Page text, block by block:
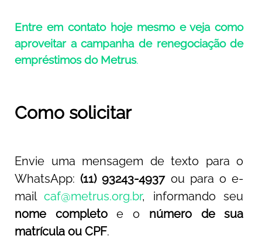
Entre em contato hoje mesmo e veja como
aproveitar a campanha de renegociação de
empréstimos do Metrus.
Como solicitar
Envie uma mensagem de texto para o
WhatsApp: (11) 93243-4937ou para o e-
mailcaf@metrus.org.br, informando seu
nome completoe o número de sua
matrícula ou CPF.